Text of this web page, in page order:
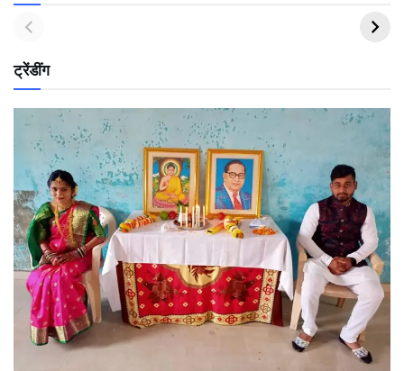
ट्रेंडींग